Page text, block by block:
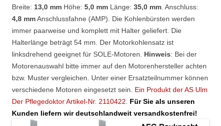
Breite: 13,0 mm Höhe: 5,0 mm Länge: 35,0 mm. Anschluss:
4,8 mmAnschlussfahne (AMP). Die Kohlenbürsten werden
immer paarweise und komplett mit Halter geliefert. Die
Halterlänge beträgt 54 mm. Der Motorkohlensatz ist
linksdrehend geeignet für SOLE-Motoren. Hinweis: Bei der
Motorenauswahl bitte immer auf den Motorenhersteller achten
bzw. Muster vergleichen. Unter einer Ersatzteilnummer können
verschiedene Motoren eingesetzt sein. Ein Produkt der AS Ulm
Der Pflegedoktor Artikel-Nr. 2110422. Für Sie als unseren
Kunden liefern wir deutschlandweit versandkostenfrei!